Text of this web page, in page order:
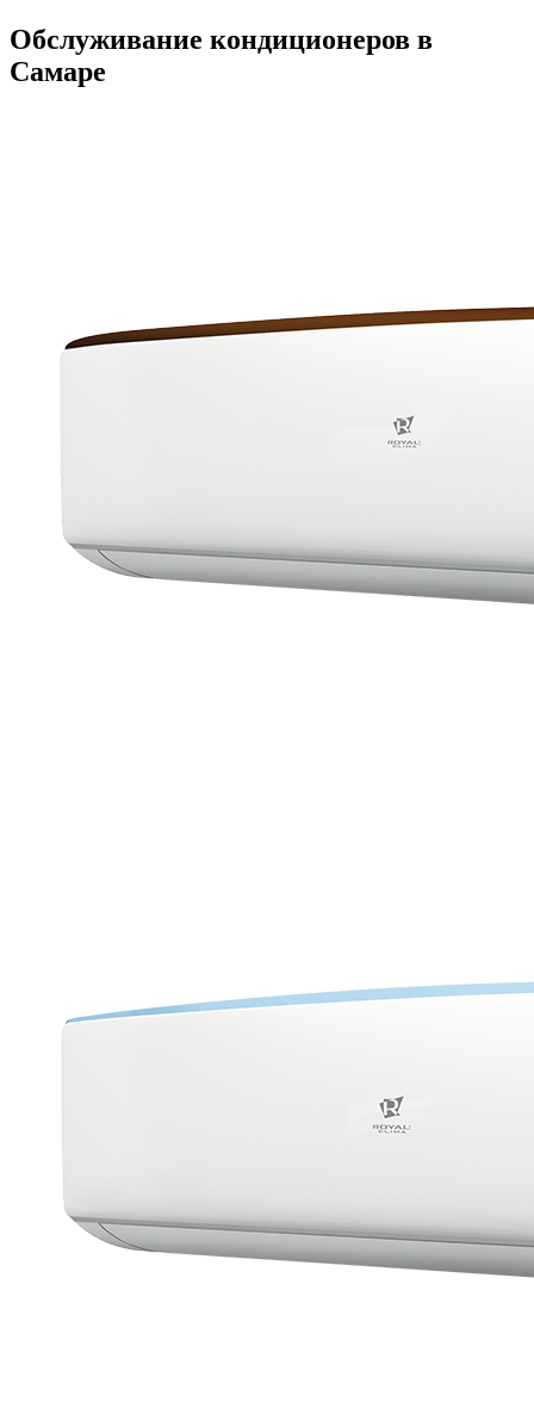
Обслуживание кондиционеров в
Самаре